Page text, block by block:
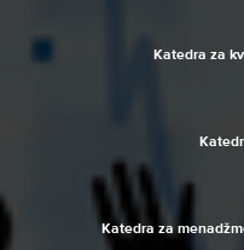
Katedra za
Katedra za